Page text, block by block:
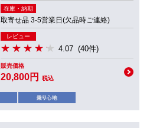
在庫・納期
取寄せ品 3-5営業日(欠品時ご連絡)
レビュー
4.07 (40件)
販売価格
20,800円 税込